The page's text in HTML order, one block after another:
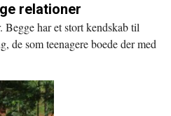
relationer
har et stort kendskab til
de som teenagere boede der med